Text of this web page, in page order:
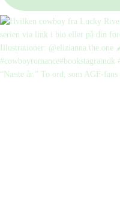
“Næste år.” To ord, som AGF-